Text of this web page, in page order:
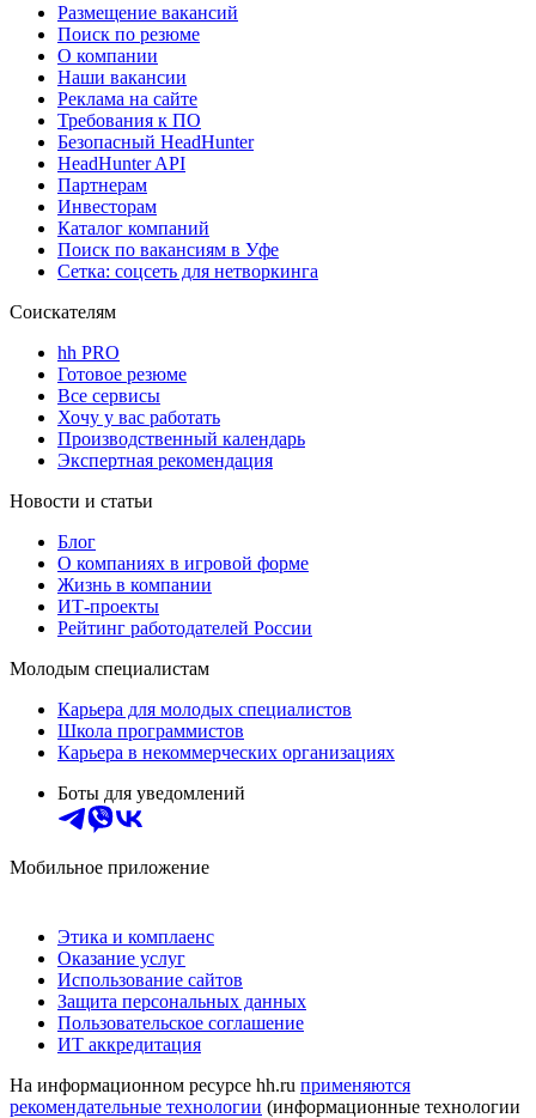
Размещение вакансий
Поиск по резюме
О компании
Наши вакансии
Реклама на сайте
Требования к ПО
Безопасный HeadHunter
HeadHunter API
Партнерам
Инвесторам
Каталог компаний
Поиск по вакансиям в Уфе
Сетка: соцсеть для нетворкинга
Соискателям
hh PRO
Готовое резюме
Все сервисы
Хочу у вас работать
Производственный календарь
Экспертная рекомендация
Новости и статьи
Блог
О компаниях в игровой форме
Жизнь в компании
ИТ-проекты
Рейтинг работодателей России
Молодым специалистам
Карьера для молодых специалистов
Школа программистов
Карьера в некоммерческих организациях
Боты для уведомлений
Мобильное приложение
Этика и комплаенс
Оказание услуг
Использование сайтов
Защита персональных данных
Пользовательское соглашение
ИТ аккредитация
На информационном ресурсе hh.ru применяются
рекомендательные технологии (информационные технологии